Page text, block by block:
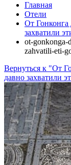
Главная
Отели
От Гонконга
захватили
ot-gonkonga-
zahvatili-eti-
Вернуться к "От
давно захватили